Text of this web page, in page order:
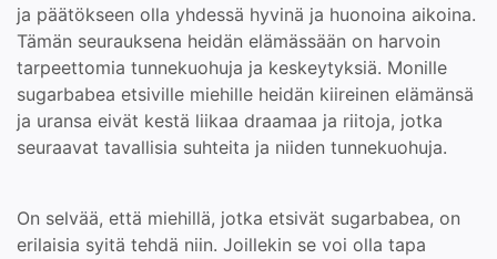
ja päätökseen olla yhdessä hyvinä ja huonoina aikoina.
Tämän seurauksena heidän elämässään on harvoin
tarpeettomia tunnekuohuja ja keskeytyksiä. Monille
sugarbabea etsiville miehille heidän kiireinen elämänsä
ja uransa eivät kestä liikaa draamaa ja riitoja, jotka
seuraavat tavallisia suhteita ja niiden tunnekuohuja.
On selvää, että miehillä, jotka etsivät sugarbabea, on
erilaisia syitä tehdä niin. Joillekin se voi olla tapa